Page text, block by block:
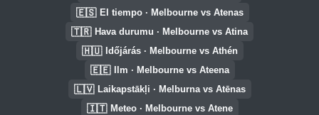
🇪🇸 El tiempo · Melbourne vs Atenas
🇹🇷 Hava durumu · Melbourne vs Atina
🇭🇺 Időjárás · Melbourne vs Athén
🇪🇪 Ilm · Melbourne vs Ateena
🇱🇻 Laikapstākļi · Melburna vs Atēnas
🇮🇹 Meteo · Melbourne vs Atene